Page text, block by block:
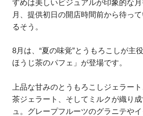
すめは美しいビジュアルが印象的な
月、提供初日の開店時間前から待っ
るそう。
8月は、“夏の味覚”とうもろこしが主
ほうじ茶のパフェ」が登場です。
上品な甘みのとうもろこしジェラー
茶ジェラート、そしてミルクが織り
ュ。グレープフルーツのグラニテや